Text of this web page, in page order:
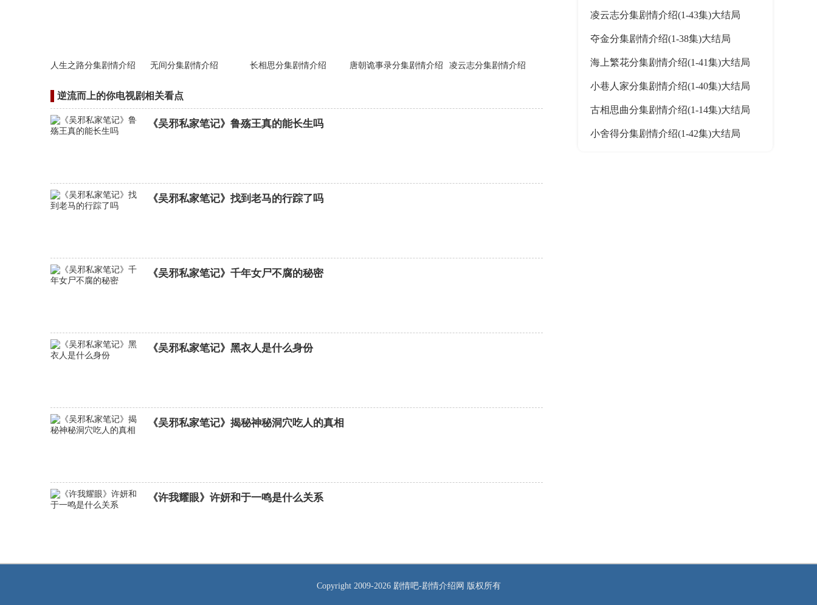
人生之路分集剧情介绍 无间分集剧情介绍 长相思分集剧情介绍 唐朝诡事录分集剧情介绍 凌云志分集剧情介绍
逆流而上的你电视剧相关看点
《吴邪私家笔记》鲁殇王真的能长生吗
《吴邪私家笔记》找到老马的行踪了吗
《吴邪私家笔记》千年女尸不腐的秘密
《吴邪私家笔记》黑衣人是什么身份
《吴邪私家笔记》揭秘神秘洞穴吃人的真相
《许我耀眼》许妍和于一鸣是什么关系
凌云志分集剧情介绍(1-43集)大结局
夺金分集剧情介绍(1-38集)大结局
海上繁花分集剧情介绍(1-41集)大结局
小巷人家分集剧情介绍(1-40集)大结局
古相思曲分集剧情介绍(1-14集)大结局
小舍得分集剧情介绍(1-42集)大结局
Copyright 2009-2026 剧情吧-剧情介绍网 版权所有